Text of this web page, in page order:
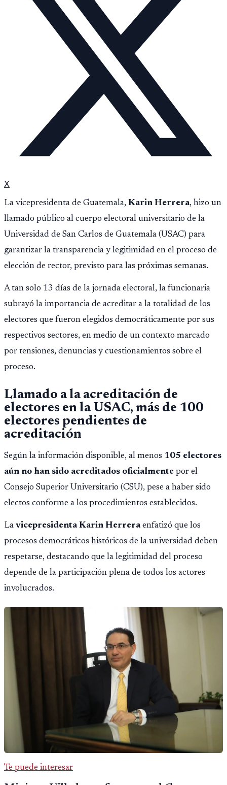
X
La vicepresidenta de Guatemala, Karin Herrera, hizo un
llamado público al cuerpo electoral universitario de la
Universidad de San Carlos de Guatemala (USAC) para
garantizar la transparencia y legitimidad en el proceso de
elección de rector, previsto para las próximas semanas.
A tan solo 13 días de la jornada electoral, la funcionaria
subrayó la importancia de acreditar a la totalidad de los
electores que fueron elegidos democráticamente por sus
respectivos sectores, en medio de un contexto marcado
por tensiones, denuncias y cuestionamientos sobre el
proceso.
Llamado a la acreditación de
electores en la USAC, más de 100
electores pendientes de
acreditación
Según la información disponible, al menos 105 electores
aún no han sido acreditados oficialmente por el
Consejo Superior Universitario (CSU), pese a haber sido
electos conforme a los procedimientos establecidos.
La vicepresidenta Karin Herreraenfatizó que los
procesos democráticos históricos de la universidad deben
respetarse, destacando que la legitimidad del proceso
depende de la participación plena de todos los actores
involucrados.
Te puede interesar